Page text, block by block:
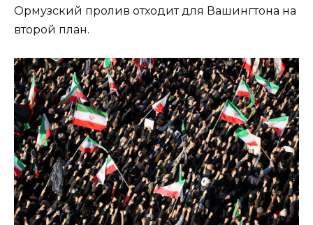
Ормузский пролив отходит для Вашингтона на
второй план.